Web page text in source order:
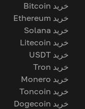
خرید Bitcoin
خرید Ethereum
خرید Solana
خرید Litecoin
خرید USDT
خرید Tron
خرید Monero
خرید Toncoin
خرید Dogecoin